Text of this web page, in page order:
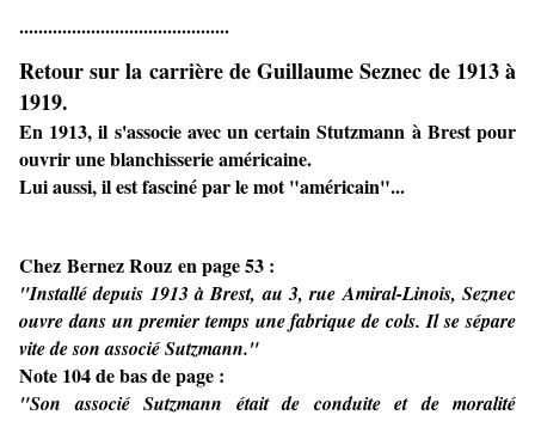
............................................
Retour sur la carrière de Guillaume Seznec de 1913 à
1919.
En 1913, il s'associe avec un certain Stutzmann à Brest pour
ouvrir une blanchisserie américaine.
Lui aussi, il est fasciné par le mot "américain"...
Chez Bernez Rouz en page 53 :
"Installé depuis 1913 à Brest, au 3, rue Amiral-Linois, Seznec
ouvre dans un premier temps une fabrique de cols. Il se sépare
vite de son associé Sutzmann."
Note 104 de bas de page :
"Son associé Sutzmann était de conduite et de moralité